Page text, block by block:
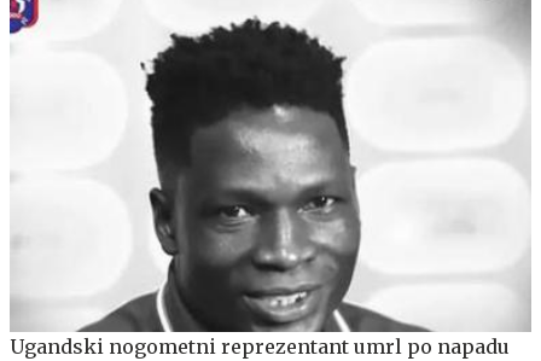
Ugandski nogometni reprezentant umrl po napadu